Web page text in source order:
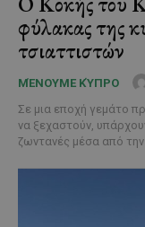
φύλακας της
τσιαττιστών
ΜΈΝΟΥΜΕ ΚΎΠΡΟ
Σε μια εποχή γεμάτο
να ξεχαστούν,